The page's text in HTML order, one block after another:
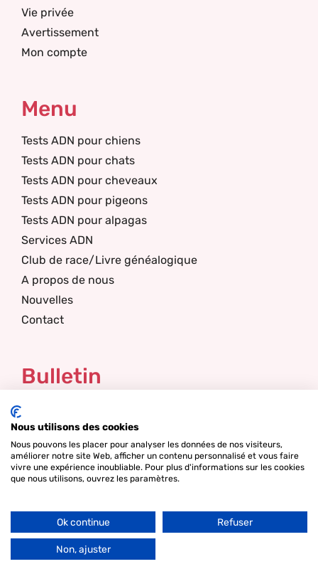
Vie privée
Avertissement
Mon compte
Menu
Tests ADN pour chiens
Tests ADN pour chats
Tests ADN pour cheveaux
Tests ADN pour pigeons
Tests ADN pour alpagas
Services ADN
Club de race/Livre généalogique
A propos de nous
Nouvelles
Contact
Bulletin
Email
Nous utilisons des cookies
Nous pouvons les placer pour analyser les données de nos visiteurs,
améliorer notre site Web, afficher un contenu personnalisé et vous faire
vivre une expérience inoubliable. Pour plus d'informations sur les cookies
que nous utilisons, ouvrez les paramètres.
Ok continue Refuser
Non, ajuster